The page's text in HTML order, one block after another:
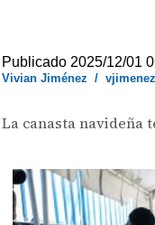
Publicado 2025/12/01
Vivian Jiménez /
La canasta navideña